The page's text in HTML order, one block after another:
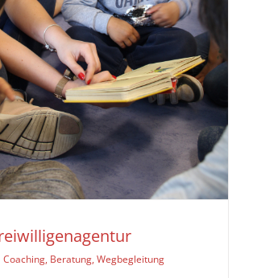
Coaching, Beratung, Wegbegleitung